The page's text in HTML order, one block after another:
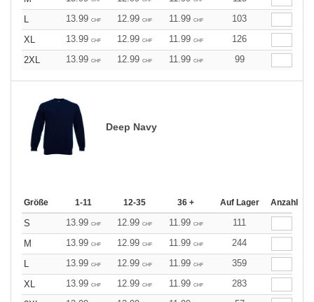
L
13.99 CHF 12.99 CHF 11.99 CHF
103
XL
13.99 CHF 12.99 CHF 11.99 CHF
126
2XL
13.99 CHF 12.99 CHF 11.99 CHF 99
Deep Navy
Größe 1-11 12-35 36 + Auf Lager Anzahl
S 13.99 CHF 12.99 CHF 11.99 CHF
111
M
13.99 CHF 12.99 CHF 11.99 CHF
244
L
13.99 CHF 12.99 CHF 11.99 CHF
359
XL
13.99 CHF 12.99 CHF 11.99 CHF
283